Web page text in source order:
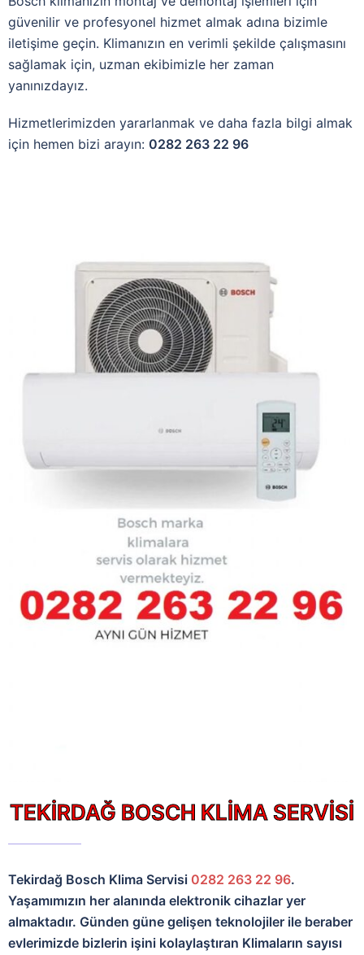
güvenilir ve profesyonel hizmet almak adına bizimle
iletişime geçin. Klimanızın en verimli şekilde çalışmasını
sağlamak için, uzman ekibimizle her zaman
yanınızdayız.
Hizmetlerimizden yararlanmak ve daha fazla bilgi almak
için hemen bizi arayın: 0282 263 22 96
TEKİRDAĞ BOSCH KLİMA SERVİSİ
Tekirdağ Bosch Klima Servisi 0282 263 22 96.
Yaşamımızın her alanında elektronik cihazlar yer
almaktadır. Günden güne gelişen teknolojiler ile beraber
evlerimizde bizlerin işini kolaylaştıran Klimaların sayısı